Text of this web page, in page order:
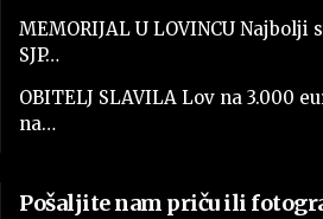
MEMORIJAL U LOVINCU Najbolji
SJP…
OBITELJ SLAVILA Lov na 3.000
na…
Pošaljite nam priču ili